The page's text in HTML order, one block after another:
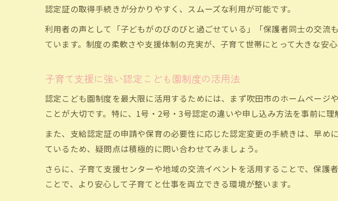
施設条件や認定区分の違い
認定こども園の施設
吹田市の認定区分の
施設条件が子どもの成
認定証の取得手続きが分かりやすく、スムーズな利用が可能です。
利用者の声として「子どもがのびのびと過ごせている」「保護者同士の交
ています。制度の柔軟さや支援体制の充実が、子育て世帯にとって大きな安心
子育て支援に強い認定こども園制度の活用法
認定こども園制度を最大限に活用するためには、まず吹田市のホームペー
ことが大切です。特に、1号・2号・3号認定の違いや申し込み方法を事前に理
また、支給認定証の申請や保育の必要性に応じた認定変更の手続きは、早
ているため、疑問点は積極的に問い合わせてみましょう。
さらに、子育て支援センターや地域の交流イベントを活用することで、保
ことで、より安心して子育てと仕事を両立できる環境が整います。